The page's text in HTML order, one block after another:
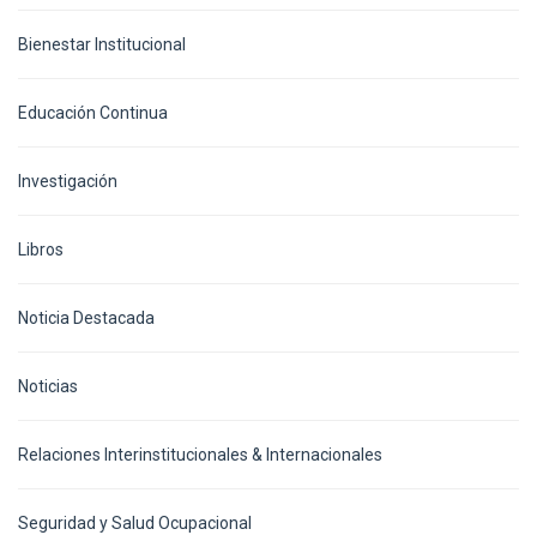
Bienestar Institucional
Educación Continua
Investigación
Libros
Noticia Destacada
Noticias
Relaciones Interinstitucionales & Internacionales
Seguridad y Salud Ocupacional